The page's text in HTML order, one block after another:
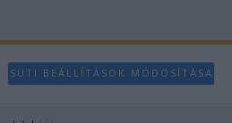
SÜTI BEÁLLÍTÁSOK MÓDOSÍTÁSA